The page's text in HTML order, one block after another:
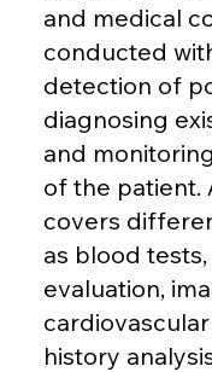
and medical
conducted
detection of
diagnosing
and
of the patient.
covers
as blood
evaluation,
history